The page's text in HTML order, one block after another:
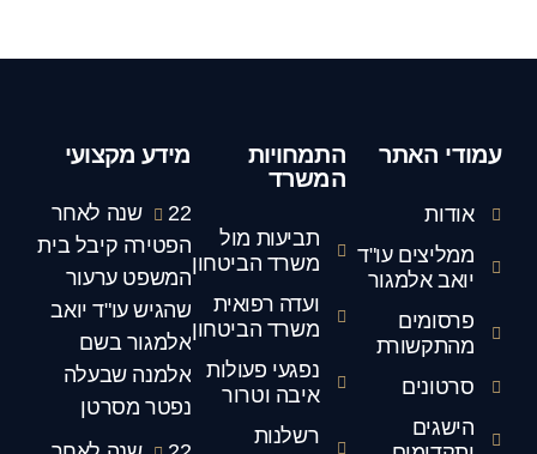
מידע מקצועי
22 שנה לאחר
הפטירה קיבל בית
המשפט ערעור
שהגיש עו"ד יואב
אלמגור בשם
אלמנה שבעלה
נפטר מסרטן
התמחויות
המשרד
תביעות מול
משרד הביטחון
ועדה רפואית
משרד הביטחון
נפגעי פעולות
איבה וטרור
רשלנות
עמודי האתר
אודות
ממליצים עו"ד
יואב אלמגור
פרסומים
מהתקשורת
סרטונים
הישגים